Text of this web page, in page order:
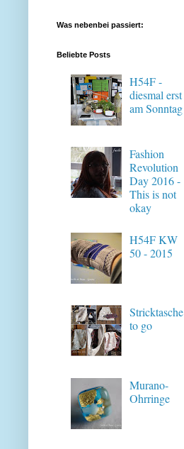
Was nebenbei passiert:
Beliebte Posts
H54F -
diesmal erst
am Sonntag
Fashion
Revolution
Day 2016 -
This is not
okay
H54F KW
50 - 2015
Stricktasche
to go
Murano-
Ohrringe